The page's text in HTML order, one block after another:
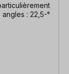
: 22,5-°